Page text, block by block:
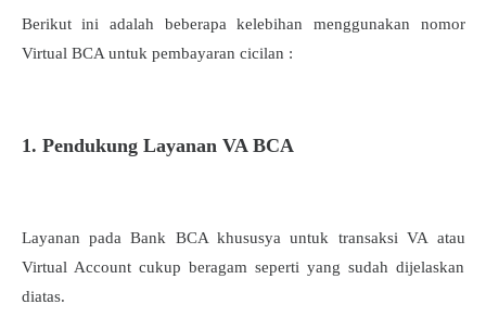
Berikut ini adalah beberapa kelebihan menggunakan nomor
Virtual BCA untuk pembayaran cicilan :
1. Pendukung Layanan VA BCA
Layanan pada Bank BCA khususya untuk transaksi VA atau
Virtual Account cukup beragam seperti yang sudah dijelaskan
diatas.